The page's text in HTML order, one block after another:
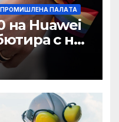
ПАЛAТА
на Huawei
с нов
·